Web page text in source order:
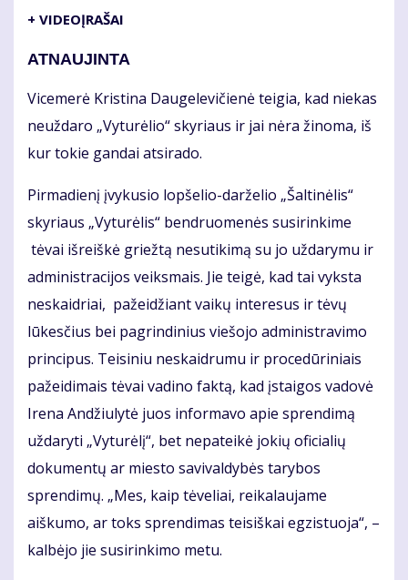
+ VIDEOĮRAŠAI
ATNAUJINTA
Vicemerė Kristina Daugelevičienė teigia, kad niekas
neuždaro „Vyturėlio“ skyriaus ir jai nėra žinoma, iš
kur tokie gandai atsirado.
Pirmadienį įvykusio lopšelio-darželio „Šaltinėlis“
skyriaus „Vyturėlis“ bendruomenės susirinkime
tėvai išreiškė griežtą nesutikimą su jo uždarymu ir
administracijos veiksmais. Jie teigė, kad tai vyksta
neskaidriai, pažeidžiant vaikų interesus ir tėvų
lūkesčius bei pagrindinius viešojo administravimo
principus. Teisiniu neskaidrumu ir procedūriniais
pažeidimais tėvai vadino faktą, kad įstaigos vadovė
Irena Andžiulytė juos informavo apie sprendimą
uždaryti „Vyturėlį“, bet nepateikė jokių oficialių
dokumentų ar miesto savivaldybės tarybos
sprendimų. „Mes, kaip tėveliai, reikalaujame
aiškumo, ar toks sprendimas teisiškai egzistuoja“, –
kalbėjo jie susirinkimo metu.